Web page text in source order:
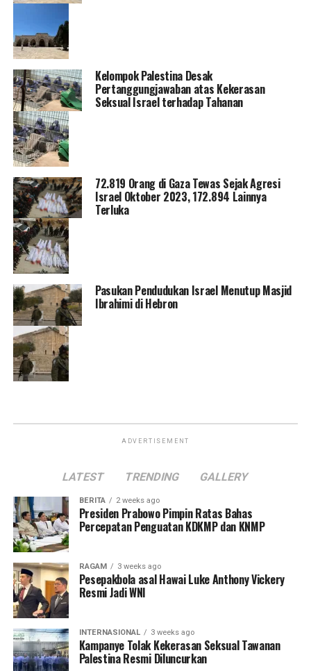
Kelompok Palestina Desak
Pertanggungjawaban atas Kekerasan
Seksual Israel terhadap Tahanan
72.819 Orang di Gaza Tewas Sejak Agresi
Israel Oktober 2023, 172.894 Lainnya
Terluka
Pasukan Pendudukan Israel Menutup Masjid
Ibrahimi di Hebron
ADVERTISEMENT
LATEST TRENDING GALLERY
BERITA 2 weeks ago
Presiden Prabowo Pimpin Ratas Bahas
Percepatan Penguatan KDKMP dan KNMP
RAGAM 3 weeks ago
Pesepakbola asal Hawai Luke Anthony Vickery
Resmi Jadi WNI
INTERNASIONAL 3 weeks ago
Kampanye Tolak Kekerasan Seksual Tawanan
Palestina Resmi Diluncurkan